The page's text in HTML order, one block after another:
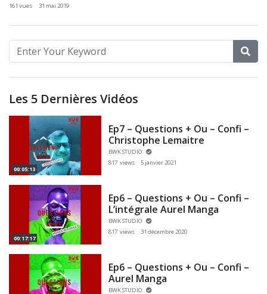
161 vues
31 mai 2019
Les 5 Dernières Vidéos
00:05:13
Ep7 – Questions + Ou – Confi –
Christophe Lemaitre
BWK STUDIO
817 views
5 janvier 2021
00:17:17
Ep6 – Questions + Ou – Confi –
L’intégrale Aurel Manga
BWK STUDIO
817 views
31 décembre 2020
Ep6 – Questions + Ou – Confi –
Aurel Manga
BWK STUDIO